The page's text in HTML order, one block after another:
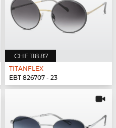
CHF 118.87
TITANFLEX
EBT 826707 - 23